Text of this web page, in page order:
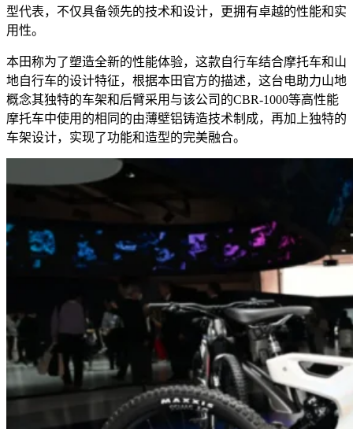
型代表，不仅具备领先的技术和设计，更拥有卓越的性能和实
用性。
本田称为了塑造全新的性能体验，这款自行车结合摩托车和山
地自行车的设计特征，根据本田官方的描述，这台电助力山地
概念其独特的车架和后臂采用与该公司的CBR-1000等高性能
摩托车中使用的相同的由薄壁铝铸造技术制成，再加上独特的
车架设计，实现了功能和造型的完美融合。